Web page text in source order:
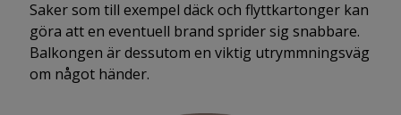
Saker som till exempel däck och flyttkartonger kan
göra att en eventuell brand sprider sig snabbare.
Balkongen är dessutom en viktig utrymmningsväg
om något händer.